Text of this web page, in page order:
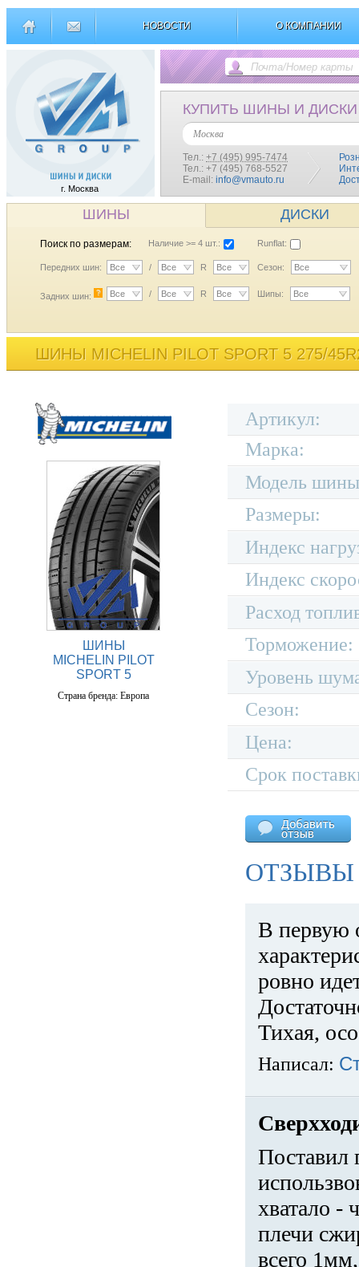
НОВОСТИ О КОМПАНИИ
г. Москва
КУПИТЬ ШИНЫ И ДИСКИ
Москва
Тел.: +7 (495) 995-7474
Тел.: +7 (495) 768-5527
E-mail: info@vmauto.ru
ШИНЫ ДИСКИ
Поиск по размерам: Наличие >= 4 шт.: Runflat:
Передних шин: Все / Все R Все Сезон: Все
Задних шин: ? Все / Все R Все Шипы: Все
ШИНЫ MICHELIN PILOT SPORT 5 275/
ШИНЫ
MICHELIN PILOT
SPORT 5
Страна бренда: Европа
Артикул:
Марка:
Модель
Размеры:
Индекс
Индекс
Расход
Торможение:
Уровень
Сезон:
Цена:
Срок
ОТЗЫВЫ
В первую
ровно
Тихая,
Написал:
Поставил
хватало -
плечи
всего